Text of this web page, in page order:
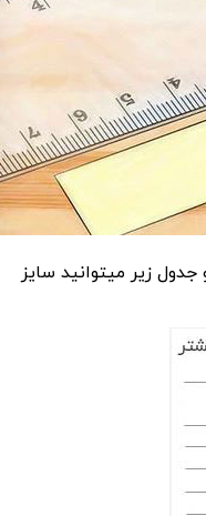
زیر میتوانید سایز